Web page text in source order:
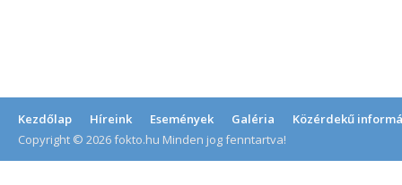
Kezdőlap Híreink Események Galéria
Közérdekű
Copyright © 2026 fokto.hu Minden jog fenntartva!